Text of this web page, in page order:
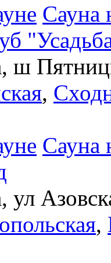
Сауна
ш
,
Сауна
ул
,